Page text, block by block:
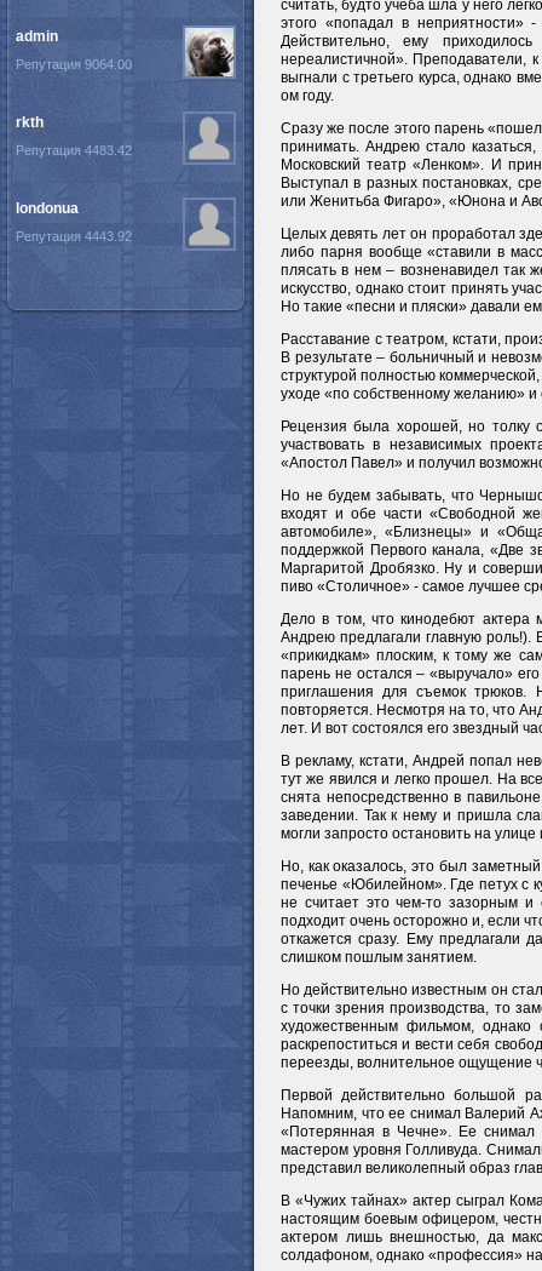
считать, будто учеба шла у него
этого «попадал в неприятности»
Действительно, ему
нереалистичной». Преподаватели,
выгнали с третьего курса, однако
ом году.
Сразу же после этого парень
принимать. Андрею стало
Московский театр «Ленком». И
Выступал в разных постановках,
или Женитьба Фигаро», «Юнона и
Целых девять лет он проработал
либо парня вообще «ставили в
плясать в нем – возненавидел так
искусство, однако стоит принять
Но такие «песни и пляски» давали
Расставание с театром, кстати,
В результате – больничный и
структурой полностью
уходе «по собственному желанию»
Рецензия была хорошей, но толку
участвовать в независимых
«Апостол Павел» и получил
Но не будем забывать, что
входят и обе части «Свободной
автомобиле», «Близнецы» и
поддержкой Первого канала, «Две
Маргаритой Дробязко. Ну и
пиво «Столичное» - самое лучшее
Дело в том, что кинодебют актера
Андрею предлагали главную роль!).
«прикидкам» плоским, к тому же
парень не остался – «выручало»
приглашения для съемок трюков.
повторяется. Несмотря на то, что
лет. И вот состоялся его звездный
В рекламу, кстати, Андрей попал
тут же явился и легко прошел. На
снята непосредственно в
заведении. Так к нему и пришла
могли запросто остановить на
Но, как оказалось, это был
печенье «Юбилейном». Где петух с
не считает это чем-то зазорным и
подходит очень осторожно и, если
откажется сразу. Ему предлагали
слишком пошлым занятием.
Но действительно известным он
с точки зрения производства, то
художественным фильмом,
раскрепоститься и вести себя
переезды, волнительное ощущение
Первой действительно большой
Напомним, что ее снимал Валерий
«Потерянная в Чечне». Ее
мастером уровня Голливуда.
представил великолепный образ
В «Чужих тайнах» актер сыграл
настоящим боевым офицером,
актером лишь внешностью, да
солдафоном, однако «профессия»
admin
Репутация 9064.00
rkth
Репутация 4483.42
londonua
Репутация 4443.92